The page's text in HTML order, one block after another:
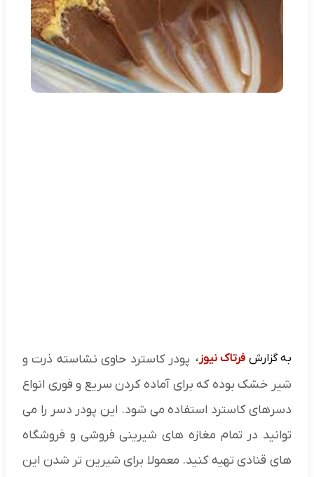
به گزارش فرتاک نیوز ، پودر کاسترد حاوی نشاسته ذرت و
شیر خشک بوده که برای آماده کردن سریع و فوری انواع
دسرهای کاسترد استفاده می شود. این پودر دسر را می
‌توانید در تمام مغازه‌ های شیرینی فروشی و فروشگاه
های قنادی تهیه کنید. معمولا برای شیرین تر شدن این